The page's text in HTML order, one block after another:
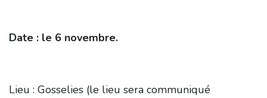
Date : le 6 novembre.
Lieu : Gosselies (le lieu sera communiqué